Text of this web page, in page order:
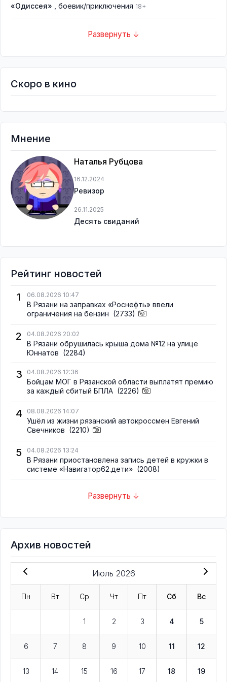
«Одиссея» , боевик/приключения 18+
Развернуть ↓
Скоро в кино
Мнение
Наталья Рубцова
16.12.2024
Ревизор
26.11.2025
Десять свиданий
Рейтинг новостей
1
06.08.2026 10:47
В Рязани на заправках «Роснефть» ввели
ограничения на бензин (2733)
2 04.08.2026 20:02
В Рязани обрушилась крыша дома №12 на улице
Юннатов (2284)
3 04.08.2026 12:36
Бойцам МОГ в Рязанской области выплатят премию
за каждый сбитый БПЛА (2226)
4 08.08.2026 14:07
Ушёл из жизни рязанский автокроссмен Евгений
Свечников (2210)
5 04.08.2026 13:24
В Рязани приостановлена запись детей в кружки в
системе «Навигатор62.дети» (2008)
Развернуть ↓
Архив новостей
Июль 2026
Пн Вт Ср Чт Пт Сб Вс
1 2 3 4 5
6 7 8 9 10 11 12
13 14 15 16 17 18 19